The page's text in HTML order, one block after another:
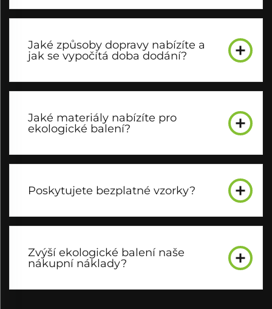
Jaké způsoby dopravy nabízíte a
jak se vypočítá doba dodání?
Jaké materiály nabízíte pro
ekologické balení?
Poskytujete bezplatné vzorky?
Zvýší ekologické balení naše
nákupní náklady?